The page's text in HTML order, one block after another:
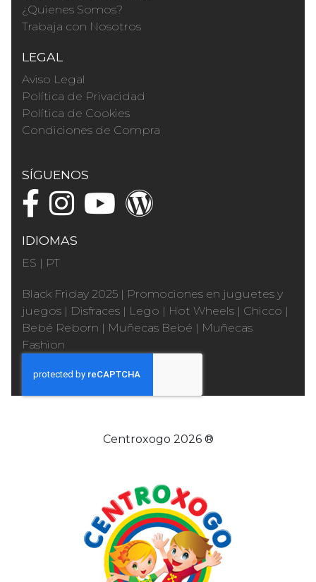
¿Quienes Somos?
Trabaja con Nosotros
LEGAL
Aviso Legal
Política de Privacidad
Política de Cookies
Condiciones de Compra
SÍGUENOS
IDIOMAS
ES | PT
Black Friday 2025 | Promociones en juguetes y
juegos | Disfraces | Lego | Hot Wheels | Chicco |
Bebé Reborn | Muñecas Bebé | Muñecas
Fashion
Centroxogo 2026 ®